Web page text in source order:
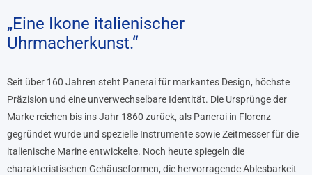
„Eine Ikone italienischer
Uhrmacherkunst.“
Seit über 160 Jahren steht Panerai für markantes Design, höchste
Präzision und eine unverwechselbare Identität. Die Ursprünge der
Marke reichen bis ins Jahr 1860 zurück, als Panerai in Florenz
gegründet wurde und spezielle Instrumente sowie Zeitmesser für die
italienische Marine entwickelte. Noch heute spiegeln die
charakteristischen Gehäuseformen, die hervorragende Ablesbarkeit